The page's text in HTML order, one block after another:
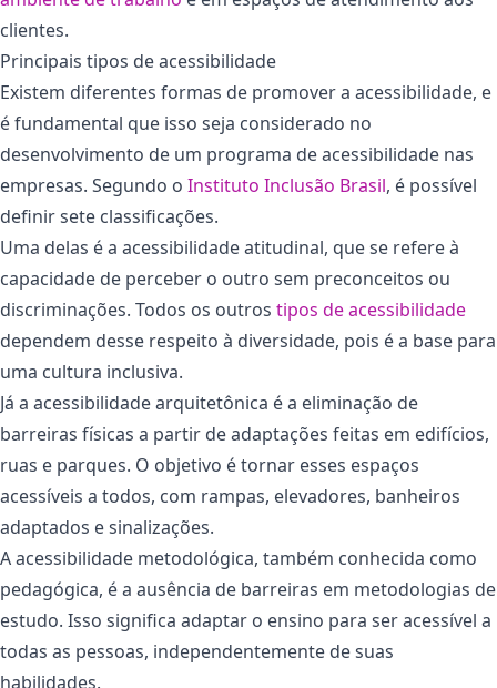
clientes.
Principais tipos de acessibilidade
Existem diferentes formas de promover a acessibilidade, e
é fundamental que isso seja considerado no
desenvolvimento de um programa de acessibilidade nas
empresas. Segundo o Instituto Inclusão Brasil, é possível
definir sete classificações.
Uma delas é a acessibilidade atitudinal, que se refere à
capacidade de perceber o outro sem preconceitos ou
discriminações. Todos os outros tipos de acessibilidade
dependem desse respeito à diversidade, pois é a base para
uma cultura inclusiva.
Já a acessibilidade arquitetônica é a eliminação de
barreiras físicas a partir de adaptações feitas em edifícios,
ruas e parques. O objetivo é tornar esses espaços
acessíveis a todos, com rampas, elevadores, banheiros
adaptados e sinalizações.
A acessibilidade metodológica, também conhecida como
pedagógica, é a ausência de barreiras em metodologias de
estudo. Isso significa adaptar o ensino para ser acessível a
todas as pessoas, independentemente de suas
habilidades.